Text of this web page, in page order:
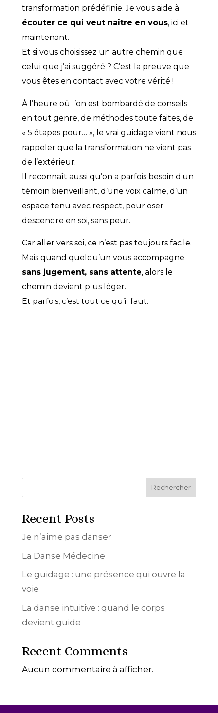
transformation prédéfinie. Je vous aide à
écouter ce qui veut naître en vous, ici et
maintenant.
Et si vous choisissez un autre chemin que
celui que j’ai suggéré ? C’est la preuve que
vous êtes en contact avec votre vérité !
À l’heure où l’on est bombardé de conseils
en tout genre, de méthodes toute faites, de
« 5 étapes pour… », le vrai guidage vient nous
rappeler que la transformation ne vient pas
de l’extérieur.
Il reconnaît aussi qu’on a parfois besoin d’un
témoin bienveillant, d’une voix calme, d’un
espace tenu avec respect, pour oser
descendre en soi, sans peur.
Car aller vers soi, ce n’est pas toujours facile.
Mais quand quelqu’un vous accompagne
sans jugement, sans attente, alors le
chemin devient plus léger.
Et parfois, c’est tout ce qu’il faut.
Rechercher
Recent Posts
Je n’aime pas danser
La Danse Médecine
Le guidage : une présence qui ouvre la
voie
La danse intuitive : quand le corps
devient guide
Recent Comments
Aucun commentaire à afficher.